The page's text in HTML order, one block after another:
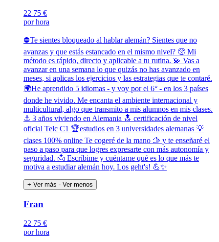
22 75 €
por hora
⛔Te sientes bloqueado al hablar alemán? Sientes que no
avanzas y que estás estancado en el mismo nivel? 🥺 Mi
método es rápido, directo y aplicable a tu rutina. 💫 Vas a
avanzar en una semana lo que quizás no has avanzado en
meses, si aplicas los ejercicios y las estrategias que te contaré.
🌍He aprendido 5 idiomas - y voy por el 6° - en los 3 países
donde he vivido. Me encanta el ambiente internacional y
multicultural, algo que transmito a mis alumnos en mis clases.
⚓ 3 años viviendo en Alemania 🔝 certificación de nivel
oficial Telc C1 🏆estudios en 3 universidades alemanas 💡
clases 100% online Te cogeré de la mano 🫱 y te enseñaré el
paso a paso para que logres expresarte con más autonomía y
seguridad. 📩 Escríbime y cuéntame qué es lo que más te
motiva a estudiar alemán hoy. Los geht's! 💪✨
+ Ver más - Ver menos
Fran
22 75 €
por hora